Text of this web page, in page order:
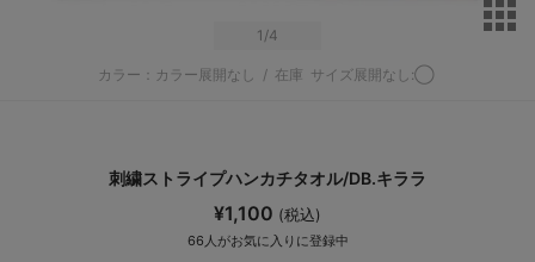
1 /4
カラー：カラー展開なし / 在庫 サイズ展開なし:◯
刺繍ストライプハンカチタオル/DB.キララ
¥1,100 (税込)
66 人がお気に入りに登録中